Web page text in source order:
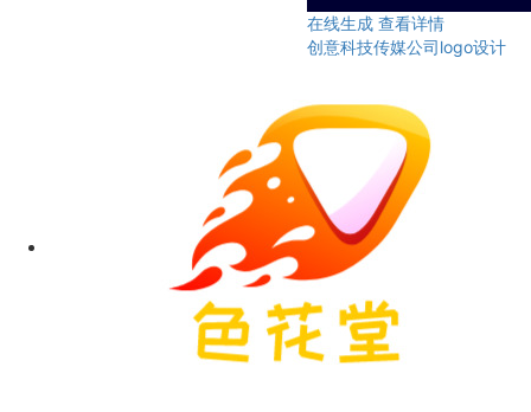
在线生成 查看详情
创意科技传媒公司logo设计